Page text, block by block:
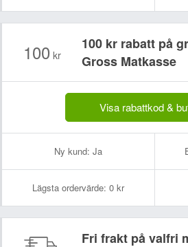
100 kr
100 kr rabatt på
Gross Matkasse
Visa rabattkod &
Ny kund: Ja
Lägsta ordervärde: 0 kr
Fri frakt på valfri